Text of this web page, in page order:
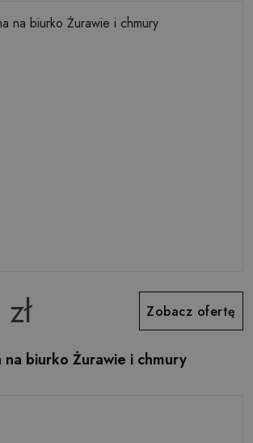
Zobacz ofertę
biurko Żurawie i chmury